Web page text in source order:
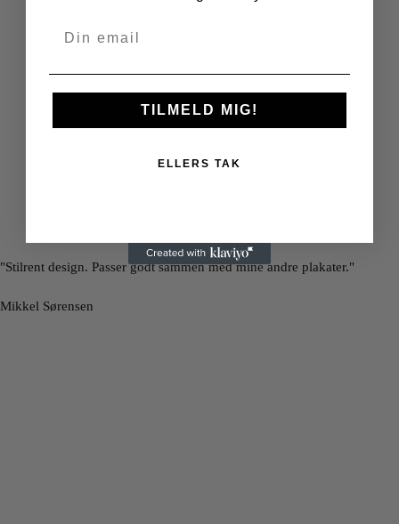
"Stilrent design. Passer godt sammen med mine andre plakater."
Mikkel Sørensen
TILMELD MIG!
ELLERS TAK